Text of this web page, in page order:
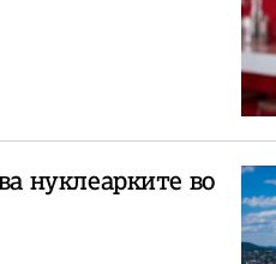
нуклеарките во